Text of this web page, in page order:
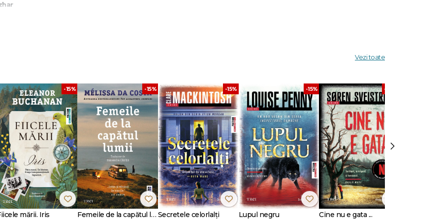
se gândește la prestigiosul premiu literar internațional pe care urmează să-l
despre măștile mariajului: cea publică, impecabilă și solidă, și cea privată,
de moravuri atinge o culme de neegalat." - Los Angeles Times
E o carte care dezvăluie o altă fațetă a unei scriitoare pe care credeam că o
-The Washington Post
Se prea poate ca furia să fie emoția dominant a celor neputincioși, dar, în
Times Book Review
la finalul surprinzător și emoționant."Entertainment Weekly
Vezi toate
-15%
mării. Iris
-15%
Femeile de la capătul lumii
-15%
Secretele celorlalți
-15%
Lupul negru
-30%
Cine nu e gata ...
›